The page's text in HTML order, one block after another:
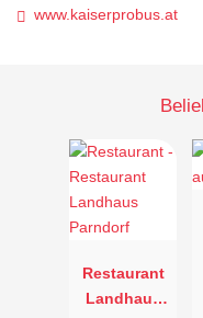
www.kaiserprobus.at
Restaurant
Landhaus